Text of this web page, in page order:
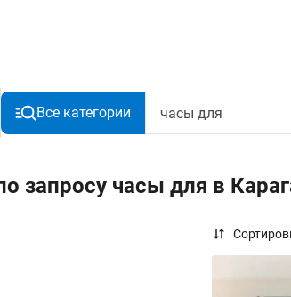
Все категории
запросу часы для в